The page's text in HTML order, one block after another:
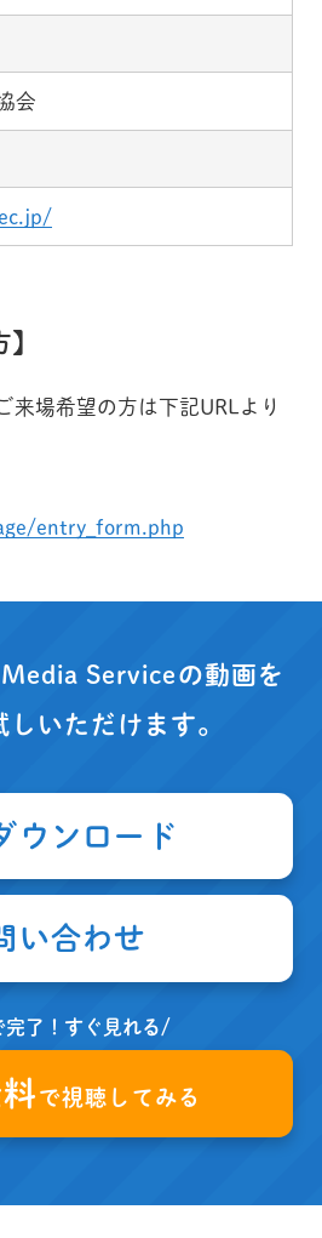
会
来場希望の方は下記URLより
entry_form.php
Serviceの動画を
いただけます。
ウンロード
い合わせ
完了！すぐ見れる/
で視聴してみる